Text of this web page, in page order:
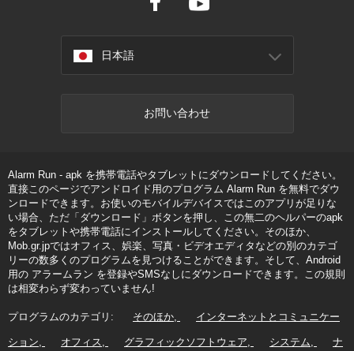
日本語
お問い合わせ
Alarm Run - apk を携帯電話やタブレットにダウンロードしてください。
直接このページでアンドロイド用のプログラム Alarm Run を無料でダウ
ンロードできます。お使いのモバイルデバイスではこのアプリが足りな
い場合、ただ「ダウンロード」ボタンを押し、この無二のヘルパーのapk
をタブレットや携帯電話にインストールしてください。そのほか、
Mob.gr.jpではオフィス、娯楽、写真・ビデオエディタなどの別のカテゴ
リーの数多くのプログラムを見つけることができます。そして、Android
用の アラームラン を登録やSMSなしにダウンロードできます。この規則
は相変わらず変わっていません!
プログラムのカテゴリ: そのほか インターネットとコミュニケー
ション オフィス グラフィックソフトウェア システム ナ